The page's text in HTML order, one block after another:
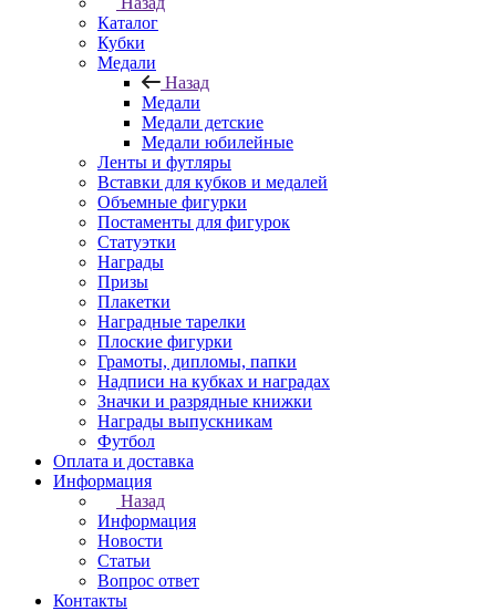
Каталог
Кубки
Медали
Назад
Медали
Медали детские
Медали юбилейные
Ленты и футляры
Вставки для кубков и медалей
Объемные фигурки
Постаменты для фигурок
Статуэтки
Награды
Призы
Плакетки
Наградные тарелки
Плоские фигурки
Грамоты, дипломы, папки
Надписи на кубках и наградах
Значки и разрядные книжки
Награды выпускникам
Футбол
Оплата и доставка
Информация
Назад
Информация
Новости
Статьи
Вопрос ответ
Контакты